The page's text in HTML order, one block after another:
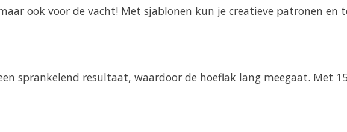
ook voor de vacht! Met sjablonen kun je creatieve patronen en
sprankelend resultaat, waardoor de hoeflak lang meegaat. Met